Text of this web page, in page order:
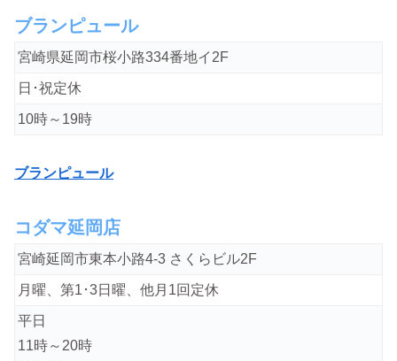
ブランピュール
宮崎県延岡市桜小路334番地イ2F
日･祝定休
10時～19時
ブランピュール
コダマ延岡店
宮崎延岡市東本小路4-3 さくらビル2F
月曜、第1･3日曜、他月1回定休
平日
11時～20時